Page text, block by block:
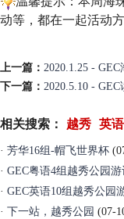
动等，都在一起活动
上一篇： 2020.1.25 -
下一篇： 2020.5.10 -
相关搜索： 越秀 英
· 芳华16组-帽飞世界杯
· GEC粤语4组越秀公园游
· GEC英语10组越秀公园
· 下一站，越秀公园 (07-